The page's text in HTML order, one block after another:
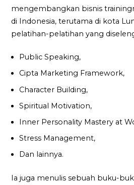
mengembangkan bisnis
di Indonesia, terutama di kota
pelatihan-pelatihan yang
Public Speaking,
Cipta Marketing Framework,
Character Building,
Spiritual Motivation,
Inner Personality Mastery at
Stress Management,
Dan lainnya.
Ia juga menulis sebuah buku-